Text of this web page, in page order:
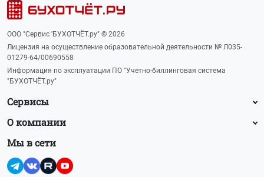
ООО "Сервис 'БУХОТЧЁТ.ру" © 2026
Лицензия на осуществление образовательной деятельности № Л035-
01279-64/00690558
Информация по эксплуатации ПО "Учетно-биллинговая система
"БУХОТЧЁТ.ру"
Сервисы
О компании
Мы в сети